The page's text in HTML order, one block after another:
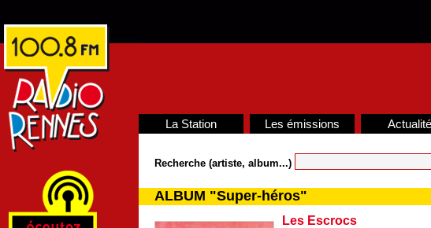
La Station Les émissions
Recherche (artiste, album...)
ALBUM "Super-héros"
Les Escrocs